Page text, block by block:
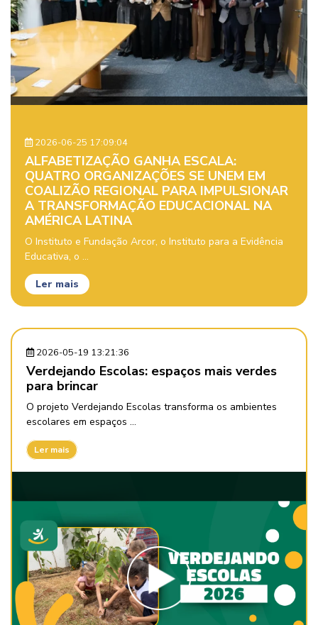
2026-06-25 17:09:04
ALFABETIZAÇÃO GANHA ESCALA:
QUATRO ORGANIZAÇÕES SE UNEM EM
COALIZÃO REGIONAL PARA IMPULSIONAR
A TRANSFORMAÇÃO EDUCACIONAL NA
AMÉRICA LATINA
O Instituto e Fundação Arcor, o Instituto para a Evidência
Educativa, o ...
Ler mais
2026-05-19 13:21:36
Verdejando Escolas: espaços mais verdes
para brincar
O projeto Verdejando Escolas transforma os ambientes
escolares em espaços ...
Ler mais